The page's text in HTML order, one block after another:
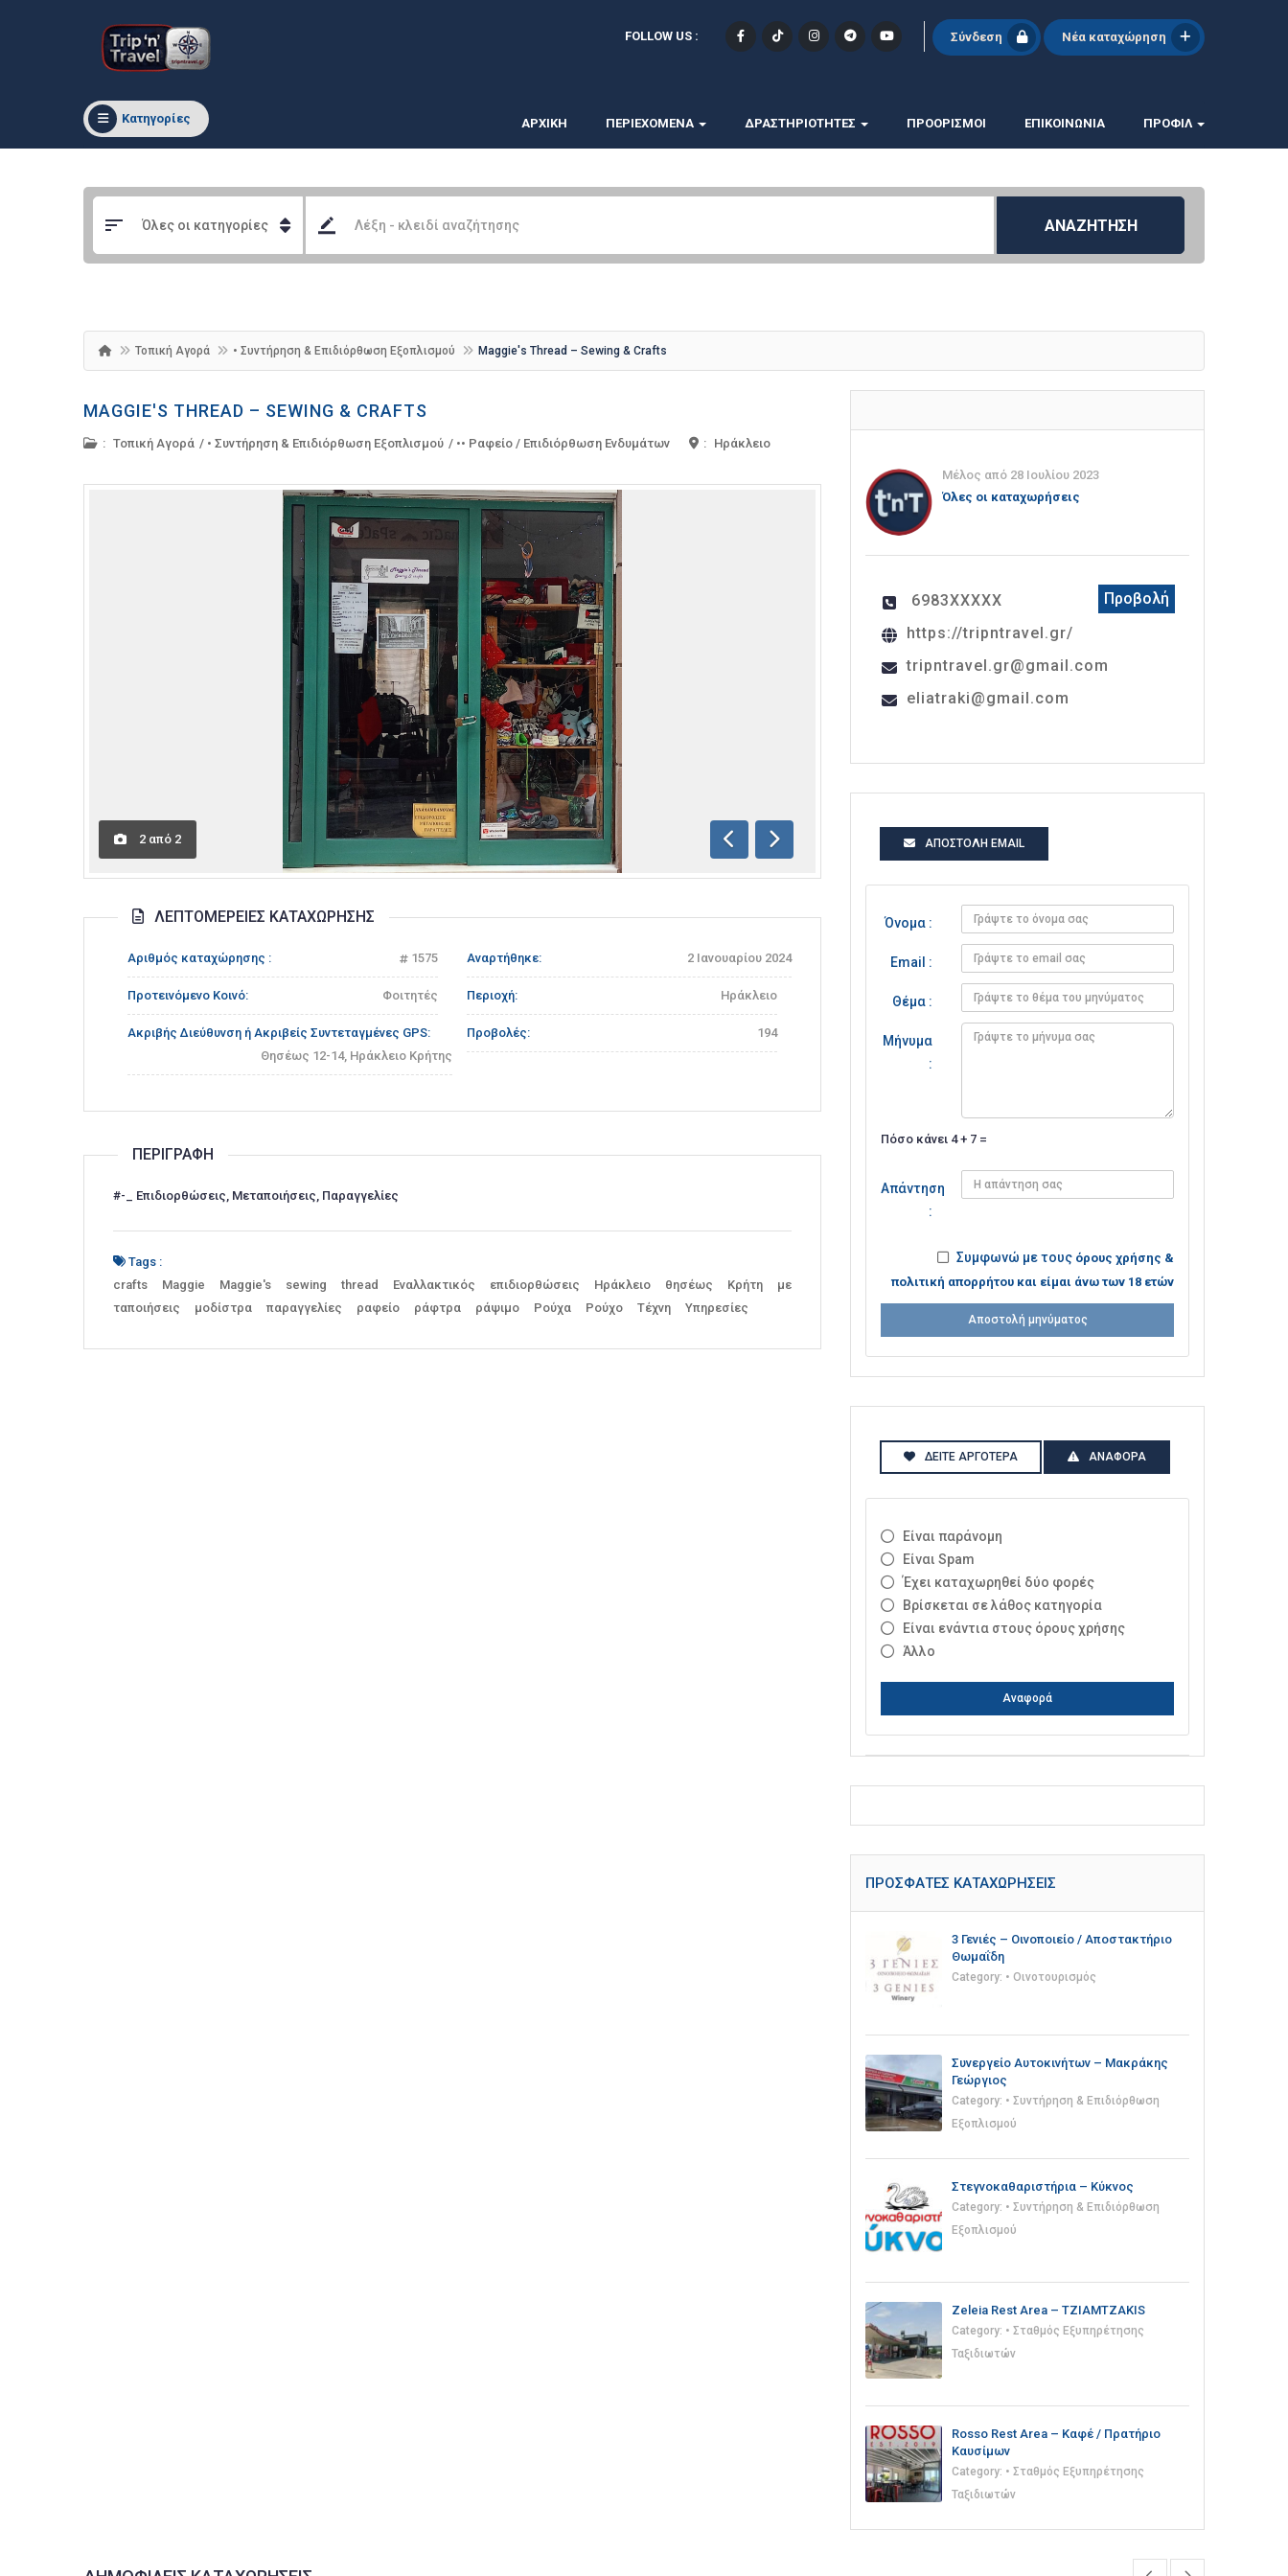
FOLLOW US : Σύνδεση Νέα καταχώρηση
Κατηγορίες ΑΡΧΙΚΗ ΠΕΡΙΕΧΟΜΕΝΑ ΔΡΑΣΤΗΡΙΟΤΗΤΕΣ ΠΡΟΟΡΙΣΜΟΙ ΕΠΙΚΟΙΝΩΝΊΑ ΠΡΟΦΊΛ
ΑΝΑΖΗΤΗΣΗ
Τοπική Αγορά • Συντήρηση & Επιδιόρθωση Εξοπλισμού Maggie's Thread – Sewing & Crafts
MAGGIE'S THREAD – SEWING & CRAFTS
: Τοπική Αγορά / • Συντήρηση & Επιδιόρθωση Εξοπλισμού / •• Ραφείο / Επιδιόρθωση Ενδυμάτων : Ηράκλειο
2 από 2
Προηγούμενη
Επόμενη
ΛΕΠΤΟΜΈΡΕΙΕΣ ΚΑΤΑΧΏΡΗΣΗΣ
Αριθμός καταχώρησης : 1575 Αναρτήθηκε: 2 Ιανουαρίου 2024
Προτεινόμενο Κοινό: Φοιτητές Περιοχή: Ηράκλειο
Ακριβής Διεύθυνση ή Ακριβείς Συντεταγμένες GPS:
Θησέως 12-14, Ηράκλειο Κρήτης
Προβολές: 194
ΠΕΡΙΓΡΑΦΉ
#-_ Επιδιορθώσεις, Μεταποιήσεις, Παραγγελίες
Tags :
crafts
Maggie Maggie's sewing thread Εναλλακτικός επιδιορθώσεις Ηράκλειο θησέως Κρήτη
με
ταποιήσεις
μοδίστρα παραγγελίες ραφείο ράφτρα ράψιμο Ρούχα Ρούχο Τέχνη Υπηρεσίες
Μέλος από 28 Ιουλίου 2023
Όλες οι καταχωρήσεις
6983XXXXX
Προβολή
https://tripntravel.gr/
tripntravel.gr@gmail.com
eliatraki@gmail.com
ΑΠΟΣΤΟΛΉ EMAIL
Όνομα :
Email :
Θέμα :
Μήνυμα
:
Πόσο κάνει 4 + 7 =
Απάντηση
:
Συμφωνώ με τους όρους χρήσης &
πολιτική απορρήτου και είμαι άνω των 18 ετών
Αποστολή μηνύματος
ΔΕΊΤΕ ΑΡΓΌΤΕΡΑ ΑΝΑΦΟΡΆ
Είναι παράνομη
Είναι Spam
Έχει καταχωρηθεί δύο φορές
Βρίσκεται σε λάθος κατηγορία
Είναι ενάντια στους όρους χρήσης
Άλλο
Αναφορά
ΠΡΌΣΦΑΤΕΣ ΚΑΤΑΧΩΡΉΣΕΙΣ
3 Γενιές – Οινοποιείο / Αποστακτήριο
Θωμαΐδη
Category: • Οινοτουρισμός
Συνεργείο Αυτοκινήτων – Μακράκης
Γεώργιος
Category: • Συντήρηση & Επιδιόρθωση
Εξοπλισμού
Στεγνοκαθαριστήρια – Κύκνος
Category: • Συντήρηση & Επιδιόρθωση
Εξοπλισμού
Zeleia Rest Area – TZIAMTZAKIS
Category: • Σταθμός Εξυπηρέτησης
Ταξιδιωτών
Rosso Rest Area – Καφέ / Πρατήριο
Καυσίμων
Category: • Σταθμός Εξυπηρέτησης
Ταξιδιωτών